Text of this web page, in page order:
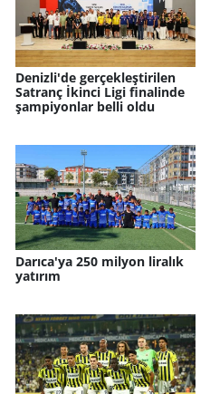
Denizli'de gerçekleştirilen
Satranç İkinci Ligi finalinde
şampiyonlar belli oldu
Darıca'ya 250 milyon liralık
yatırım